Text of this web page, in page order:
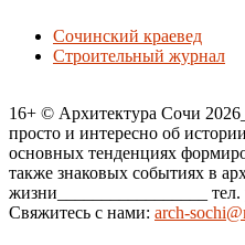
Сочинский краевед
Строительный журнал
16+ © Архитектура Сочи
просто и интересно об
основных тенденциях
также знаковых событиях в
жизни_________________
Свяжитесь с нами: arch-